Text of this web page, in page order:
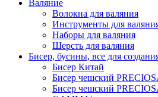
Валяние
Волокна для валяния
Инструменты для
Наборы для валяния
Шерсть для валяния
Бисер, бусины, все для
Бисер Китай
Бисер чешский
Бисер чешский